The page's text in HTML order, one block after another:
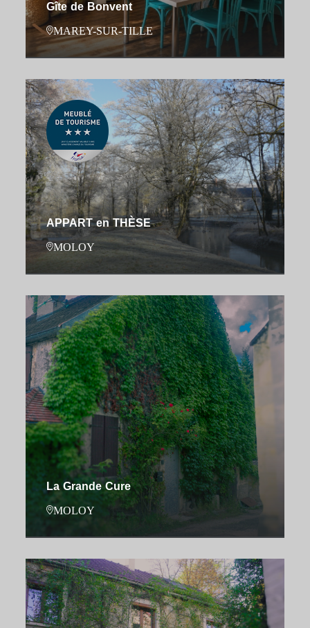
Gîte de Bonvent
MAREY-SUR-TILLE
APPART en THÈSE
MOLOY
La Grande Cure
MOLOY